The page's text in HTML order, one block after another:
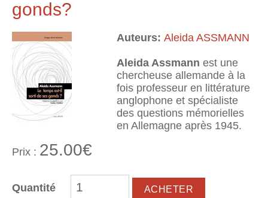
gonds?
Auteurs: Aleida ASSMANN
Aleida Assmann est une
chercheuse allemande à la
fois professeur en littérature
anglophone et spécialiste
des questions mémorielles
en Allemagne après 1945.
Prix : 25.00€
Quantité